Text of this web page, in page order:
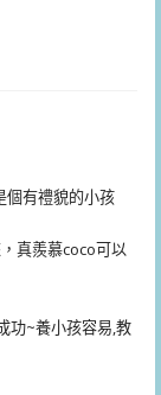
個有禮貌的小孩
真羨慕coco可以
功~養小孩容易,教